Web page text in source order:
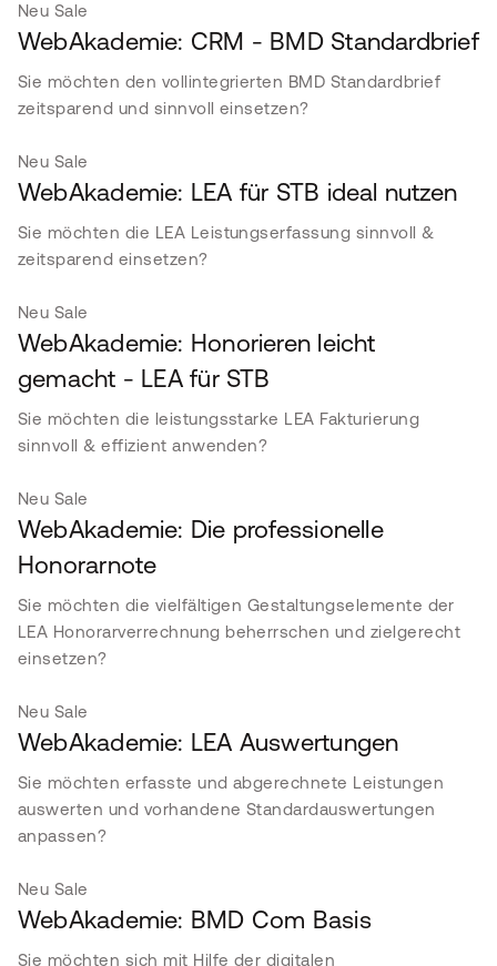
Neu Sale
WebAkademie: CRM - BMD Standardbrief
Sie möchten den vollintegrierten BMD Standardbrief
zeitsparend und sinnvoll einsetzen?
Neu Sale
WebAkademie: LEA für STB ideal nutzen
Sie möchten die LEA Leistungserfassung sinnvoll &
zeitsparend einsetzen?
Neu Sale
WebAkademie: Honorieren leicht
gemacht - LEA für STB
Sie möchten die leistungsstarke LEA Fakturierung
sinnvoll & effizient anwenden?
Neu Sale
WebAkademie: Die professionelle
Honorarnote
Sie möchten die vielfältigen Gestaltungselemente der
LEA Honorarverrechnung beherrschen und zielgerecht
einsetzen?
Neu Sale
WebAkademie: LEA Auswertungen
Sie möchten erfasste und abgerechnete Leistungen
auswerten und vorhandene Standardauswertungen
anpassen?
Neu Sale
WebAkademie: BMD Com Basis
Sie möchten sich mit Hilfe der digitalen